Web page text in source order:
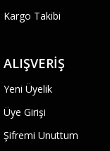
Kargo Takibi
ALIŞVERIŞ
Yeni Üyelik
Üye Girişi
Şifremi Unuttum